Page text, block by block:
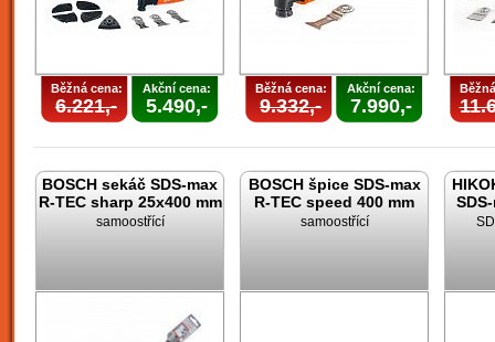
Běžná cena:
6.221,-
Akční cena:
5.490,-
Běžná cena:
9.332,-
Akční cena:
7.990,-
BOSCH sekáč SDS-max
R-TEC sharp 25x400 mm
samoostřící
BOSCH špice SDS-max
R-TEC speed 400 mm
samoostřící